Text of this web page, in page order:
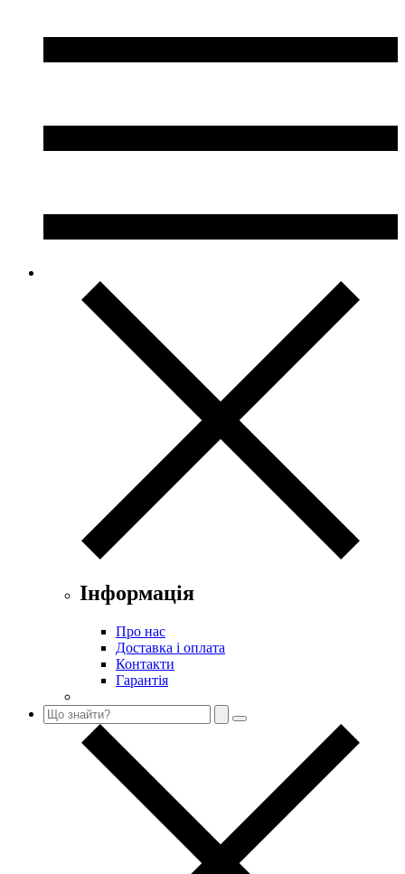
Інформація
Про нас
Доставка і оплата
Контакти
Гарантія